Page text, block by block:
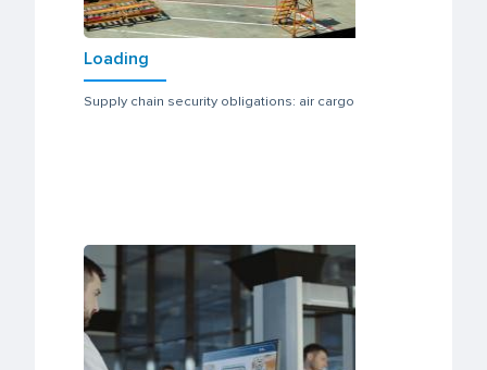
Loading
Supply chain security obligations: air cargo